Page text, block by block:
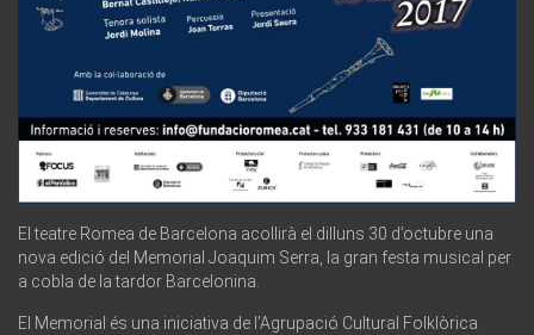
El teatre Romea de Barcelona acollirà el dilluns 30 d’octubre una
nova edició del Memorial Joaquim Serra, la gran festa musical per
a cobla de la tardor Barcelonina.
El Memorial és una iniciativa de l’Agrupació Cultural Folklòrica